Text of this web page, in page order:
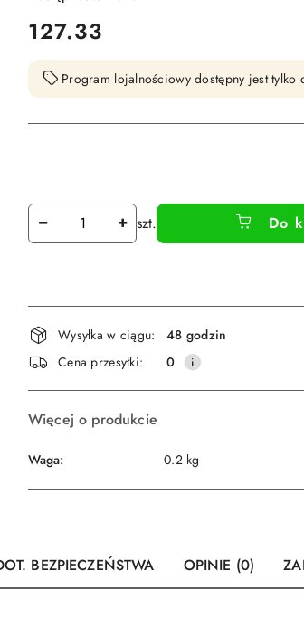
cena:
127.33
Program lojalnościowy dostępny jest tylko
Ilość szt. Do
Dostępność
i
dostawa
Wysyłka w ciągu:
48 godzin
Cena przesyłki:
0
Więcej o produkcie
Waga: 0.2 kg
BEZPIECZEŃSTWA OPINIE (0)